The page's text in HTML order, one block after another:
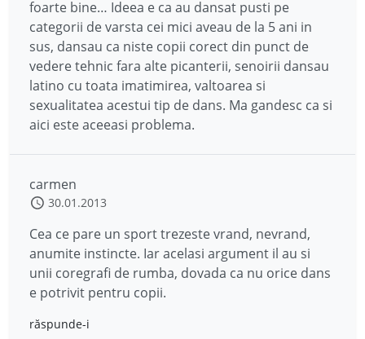
foarte bine… Ideea e ca au dansat pusti pe
categorii de varsta cei mici aveau de la 5 ani in
sus, dansau ca niste copii corect din punct de
vedere tehnic fara alte picanterii, senoirii dansau
latino cu toata imatimirea, valtoarea si
sexualitatea acestui tip de dans. Ma gandesc ca si
aici este aceeasi problema.
carmen
30.01.2013
Cea ce pare un sport trezeste vrand, nevrand,
anumite instincte. Iar acelasi argument il au si
unii coregrafi de rumba, dovada ca nu orice dans
e potrivit pentru copii.
răspunde-i